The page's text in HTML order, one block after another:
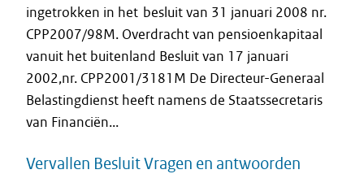
ingetrokken in het besluit van 31 januari 2008 nr.
CPP2007/98M. Overdracht van pensioenkapitaal
vanuit het buitenland Besluit van 17 januari
2002,nr. CPP2001/3181M De Directeur-Generaal
Belastingdienst heeft namens de Staatssecretaris
van Financiën...
Vervallen Besluit Vragen en antwoorden